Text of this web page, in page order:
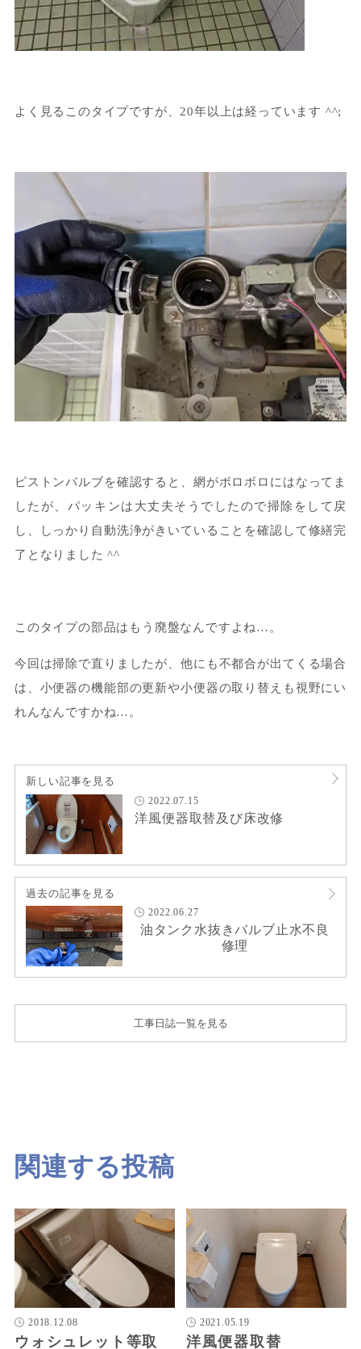
よく見るこのタイプですが、20年以上は経っています ^^;
ピストンバルブを確認すると、網がボロボロにはなってま
したが、パッキンは大丈夫そうでしたので掃除をして戻
し、しっかり自動洗浄がきいていることを確認して修繕完
了となりました ^^
このタイプの部品はもう廃盤なんですよね…。
今回は掃除で直りましたが、他にも不都合が出てくる場合
は、小便器の機能部の更新や小便器の取り替えも視野にい
れんなんですかね…。
新しい記事を見る
2022.07.15
洋風便器取替及び床改修
過去の記事を見る
2022.06.27
油タンク水抜きバルブ止水不良
修理
工事日誌一覧を見る
関連する投稿
2018.12.08
ウォシュレット等取
2021.05.19
洋風便器取替